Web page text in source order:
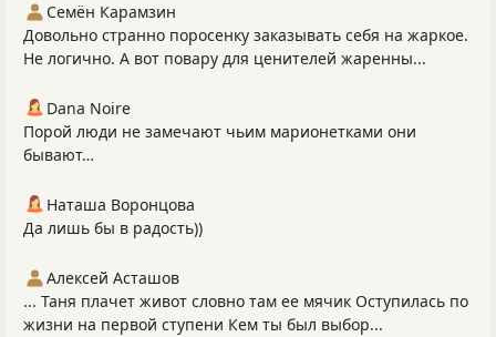
Семён Карамзин
Довольно странно поросенку заказывать себя на жаркое.
Не логично. А вот повару для ценителей жаренны...
Dana Noire
Порой люди не замечают чьим марионетками они
бывают…
Наташа Воронцова
Да лишь бы в радость))
Алексей Асташов
... Таня плачет живот словно там ее мячик Оступилась по
жизни на первой ступени Кем ты был выбор...